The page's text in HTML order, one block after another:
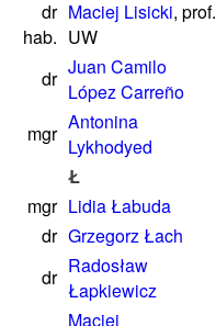
dr
hab.
Maciej Lisicki, prof.
UW
dr Juan Camilo
López Carreño
mgr Antonina
Lykhodyed
Ł
mgr Lidia Łabuda
dr Grzegorz Łach
dr Radosław
Łapkiewicz
Maciej